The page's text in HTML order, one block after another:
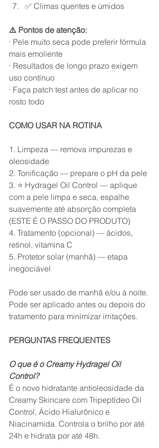
✅ Climas quentes e úmidos
⚠️ Pontos de atenção:
· Pele muito seca pode preferir fórmula
mais emoliente
· Resultados de longo prazo exigem
uso contínuo
· Faça patch test antes de aplicar no
rosto todo
COMO USAR NA ROTINA
1. Limpeza — remova impurezas e
oleosidade
2. Tonificação — prepare o pH da pele
3. ⭐ Hydragel Oil Control — aplique
com a pele limpa e seca, espalhe
suavemente até absorção completa
(ESTE É O PASSO DO PRODUTO)
4. Tratamento (opcional) — ácidos,
retinol, vitamina C
5. Protetor solar (manhã) — etapa
inegociável
Pode ser usado de manhã e/ou à noite.
Pode ser aplicado antes ou depois do
tratamento para minimizar irritações.
PERGUNTAS FREQUENTES
O que é o Creamy Hydragel Oil
Control?
É o novo hidratante antioleosidade da
Creamy Skincare com Tripeptídeo Oil
Control, Ácido Hialurônico e
Niacinamida. Controla o brilho por até
24h e hidrata por até 48h.